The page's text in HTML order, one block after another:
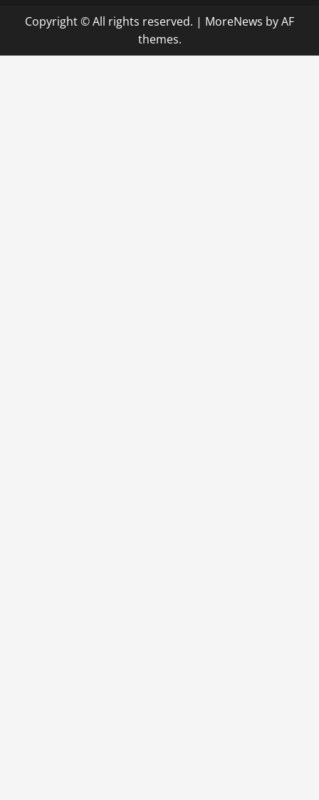
Copyright © All rights reserved. | MoreNews by AF
themes.